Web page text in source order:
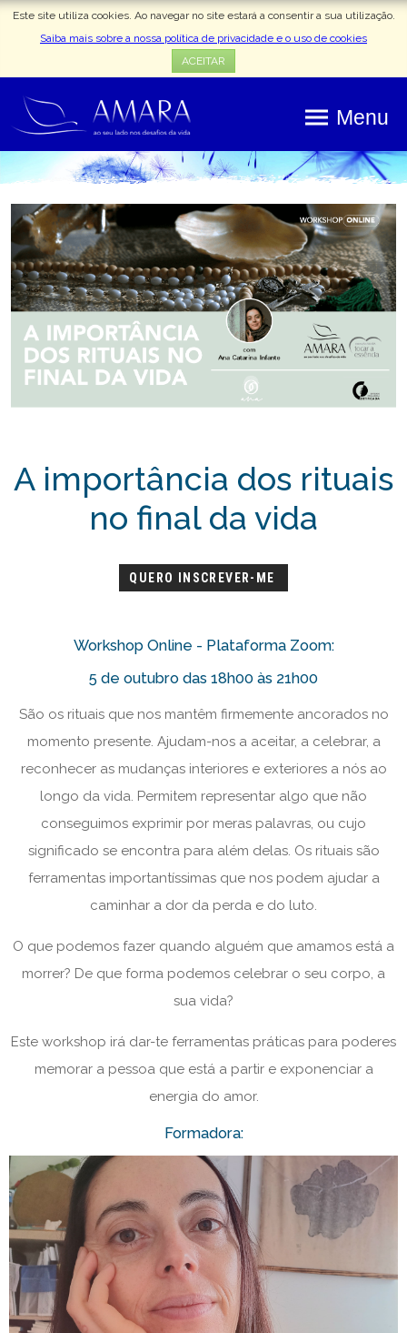
Este site utiliza cookies. Ao navegar no site estará a consentir a sua utilização.
Saiba mais sobre a nossa política de privacidade e o uso de cookies
ACEITAR
Menu
A importância dos rituais
no final da vida
QUERO INSCREVER-ME
Workshop Online - Plataforma Zoom:
5 de outubro das 18h00 às 21h00
São os rituais que nos mantêm firmemente ancorados no
momento presente. Ajudam-nos a aceitar, a celebrar, a
reconhecer as mudanças interiores e exteriores a nós ao
longo da vida. Permitem representar algo que não
conseguimos exprimir por meras palavras, ou cujo
significado se encontra para além delas. Os rituais são
ferramentas importantíssimas que nos podem ajudar a
caminhar a dor da perda e do luto.
O que podemos fazer quando alguém que amamos está a
morrer? De que forma podemos celebrar o seu corpo, a
sua vida?
Este workshop irá dar-te ferramentas práticas para poderes
memorar a pessoa que está a partir e exponenciar a
energia do amor.
Formadora: